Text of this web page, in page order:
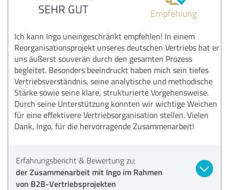
SEHR GUT Empfehlung
Ich kann Ingo uneingeschränkt empfehlen! In einem
Reorganisationsprojekt unseres deutschen Vertriebs hat er
uns äußerst souverän durch den gesamten Prozess
begleitet. Besonders beeindruckt haben mich sein tiefes
Vertriebsverständnis, seine analytische und methodische
Stärke sowie seine klare, strukturierte Vorgehensweise.
Durch seine Unterstützung konnten wir wichtige Weichen
für eine effektivere Vertriebsorganisation stellen. Vielen
Dank, Ingo, für die hervorragende Zusammenarbeit!
Erfahrungsbericht & Bewertung zu:
der Zusammenarbeit mit Ingo im Rahmen
von B2B-Vertriebsprojekten